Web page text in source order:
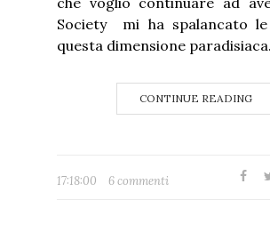
Society mi ha spalancato
questa dimensione
CONTINUE READING
17:18:00 6 commenti